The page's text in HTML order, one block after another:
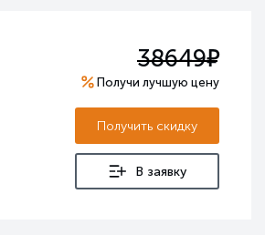
38649е
Получи лучшую цену
Получить скидку
В заявку